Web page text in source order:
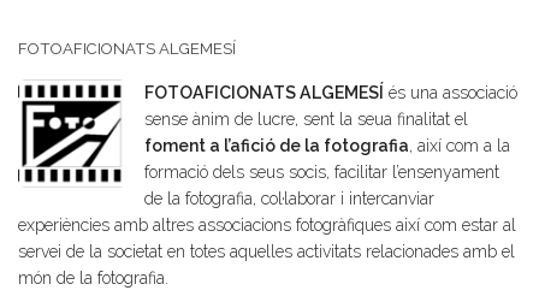
FOTOAFICIONATS ALGEMESÍ
FOTOAFICIONATS ALGEMESÍ és una associació
sense ànim de lucre, sent la seua finalitat el
foment a l’afició de la fotografia, així com a la
formació dels seus socis, facilitar l’ensenyament
de la fotografia, col·laborar i intercanviar
experiències amb altres associacions fotogràfiques així com estar al
servei de la societat en totes aquelles activitats relacionades amb el
món de la fotografia.